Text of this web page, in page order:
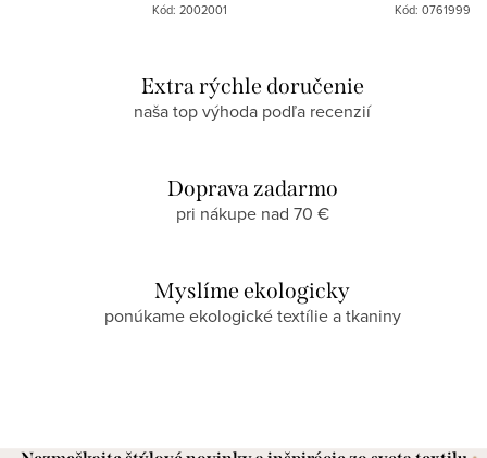
Kód: 2002001 Kód: 0761999
Extra rýchle doručenie
naša top výhoda podľa recenzií
Doprava zadarmo
pri nákupe nad 70 €
Myslíme ekologicky
ponúkame ekologické textílie a tkaniny